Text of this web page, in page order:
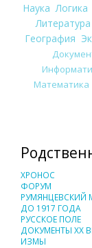
Наука Логика
Литература
География
Математика
ХРОНОС
ФОРУМ
РУМЯНЦЕВСКИЙ
ДО 1917 ГОДА
РУССКОЕ ПОЛЕ
ДОКУМЕНТЫ XX
ИЗМЫ